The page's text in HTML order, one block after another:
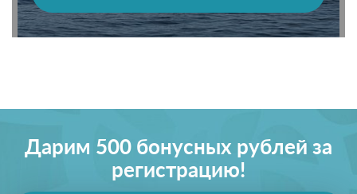
Дарим 500 бонусных рублей за
регистрацию!